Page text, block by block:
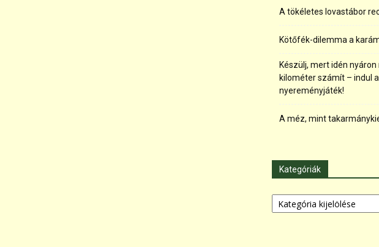
A tökéletes lovastábor
Kötőfék-dilemma a
Készülj, mert idén
kilométer számít – indul
nyereményjáték!
A méz, mint
Kategóriák
Kategóriák